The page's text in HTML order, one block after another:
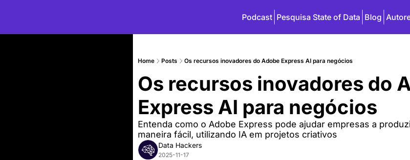
Podcast Pesquisa State of Data Blog
Home Posts Os recursos inovadores do Adobe Express AI para negócios
Os recursos inovadores do
Express AI para negócios
Entenda como o Adobe Express pode ajudar empresas a
maneira fácil, utilizando IA em projetos criativos
Data Hackers
2025-11-17